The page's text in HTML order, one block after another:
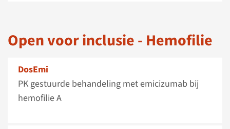
Open voor inclusie - Hemofilie
DosEmi
PK gestuurde behandeling met emicizumab bij
hemofilie A